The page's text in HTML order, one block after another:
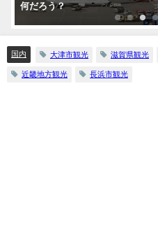
何だろう？
国内 大津市観光 滋賀県観光
近畿地方観光 長浜市観光